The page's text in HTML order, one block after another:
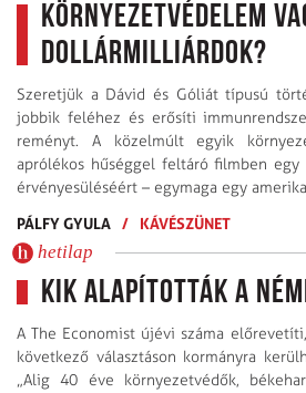
Környezetvédelem
dollármilliárdok?
Szeretjük a Dávid és Góliát típusú
jobbik feléhez és erősíti
reményt. A közelmúlt egyik
aprólékos hűséggel feltáró filmben egy
érvényesüléséért – egymaga egy
PÁLFY GYULA / KÁVÉSZÜNET
hetilap
Kik alapították a
A The Economist újévi száma
következő választáson kormányra
„Alig 40 éve környezetvédők,